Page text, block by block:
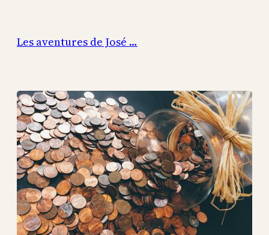
contenu
Les aventures de José …